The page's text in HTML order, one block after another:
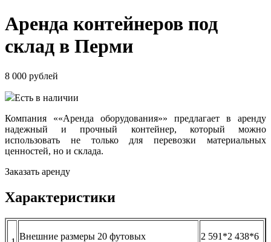
Аренда контейнеров под
склад в Перми
8 000 рублей
Есть в наличии
Компания ««Аренда оборудования»» предлагает в аренду
надежный и прочный контейнер, который можно
использовать не только для перевозки материальных
ценностей, но и склада.
Заказать аренду
Характеристики
Внешние размеры 20 футовых
2 591*2 438*6